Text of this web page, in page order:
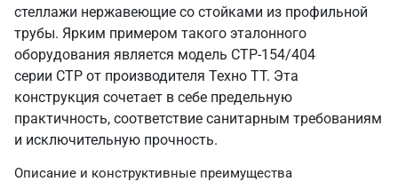
стеллажи нержавеющие со стойками из профильной
трубы. Ярким примером такого эталонного
оборудования является модель СТР-154/404
серии СТР от производителя Техно ТТ. Эта
конструкция сочетает в себе предельную
практичность, соответствие санитарным требованиям
и исключительную прочность.
Описание и конструктивные преимущества